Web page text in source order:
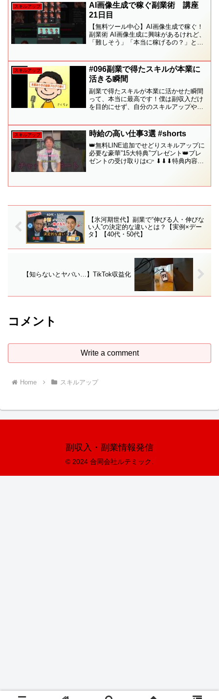
スキルアップ
AI画像生成で稼ぐ副業術 講座
21日目
【無料ツール中心】AI画像生成で稼ぐ！
副業術 AI画像生成に興味があるけれど、
「難しそう」「本当に稼げるの？」と思
めの実践的なノウハウまで、初心者さん
でも安心して学べ...
スキルアップ
#096副業で得たスキルが本業に
活きる瞬間
副業で得たスキルが本業に活かせた瞬間
って、本当に最高です！僕は副収入だけ
を目的にせず、自分のスキルアップや自
す。ぜひ参考にしてください(^^)【副業ブ
ログの教科書の一部を...
スキルアップ 時給の高い仕事3選 #shorts
👑無料LINE追加でせどりスキルアップに
必要な豪華”15大特典”プレゼント👑プレ
ゼントの受け取りは👉 ⬇︎⬇︎⬇︎特典内容の
【氷河期世代】副業で“伸びる人・伸びな
い人”の決定的な違いとは？【実例×デー
タ】【40代・50代】
【知らないとヤバい…】TikTok収益化
コメント
Write a comment
Home スキルアップ
副収入・副業情報発信
© 2024 合同会社ルテミック.